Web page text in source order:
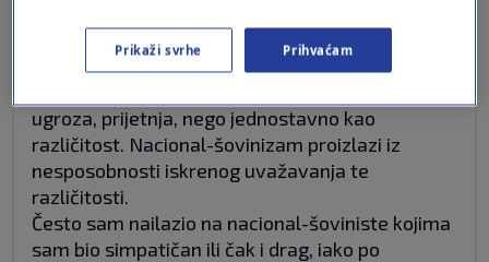
U korjenu nacional-šovinizma je nesposobnost
da se pripadnost i zajedništvo doživi bez
ugroza, prijetnja, nego jednostavno kao
različitost. Nacional-šovinizam proizlazi iz
nesposobnosti iskrenog uvažavanja te
različitosti.
Često sam nailazio na nacional-šoviniste kojima
sam bio simpatičan ili čak i drag, iako po
Prikaži svrhe Prihvaćam